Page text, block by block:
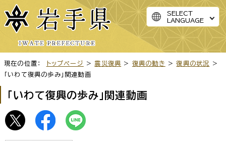
SELECT
LANGUAGE
現在の位置： トップページ > 震災復興 > 復興の動き >復興の状況
>
「いわて復興の歩み」関連動画
「いわて復興の歩み」関連動画